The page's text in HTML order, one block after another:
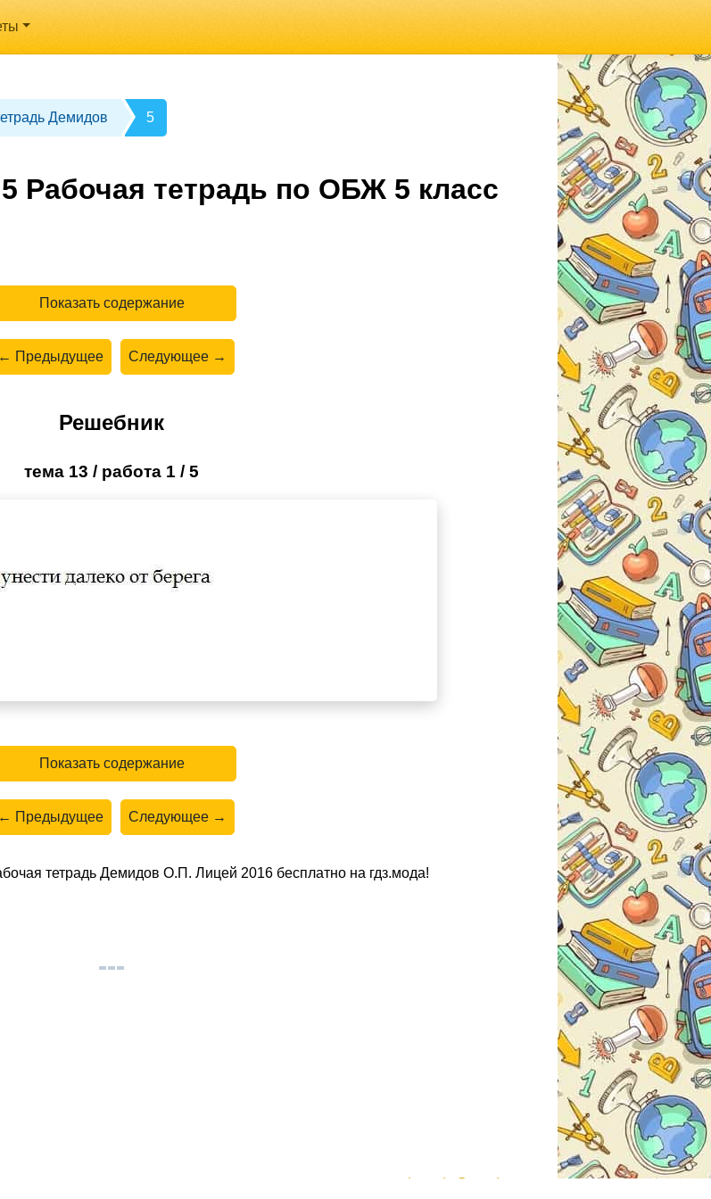
Демидов 5
Рабочая тетрадь по ОБЖ 5 класс
Показать содержание
← Предыдущее Следующее →
Решебник
тема 13 / работа 1 / 5
Показать содержание
← Предыдущее Следующее →
тетрадь Демидов О.П. Лицей 2016 бесплатно на гдз.мода!
gdzmoda@yandex.ru